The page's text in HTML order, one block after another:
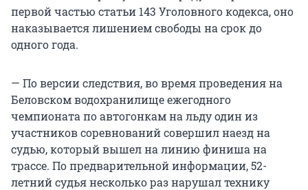
первой частью статьи 143 Уголовного кодекса, оно
наказывается лишением свободы на срок до
одного года.
— По версии следствия, во время проведения на
Беловском водохранилище ежегодного
чемпионата по автогонкам на льду один из
участников соревнований совершил наезд на
судью, который вышел на линию финиша на
трассе. По предварительной информации, 52-
летний судья несколько раз нарушал технику